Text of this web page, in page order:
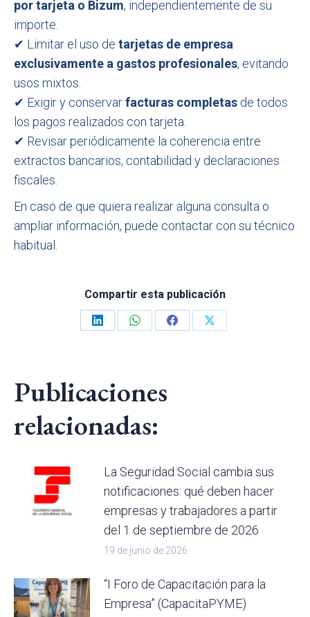
por tarjeta o Bizum, independientemente de su
importe.
✔ Limitar el uso de tarjetas de empresa
exclusivamente a gastos profesionales, evitando
usos mixtos.
✔ Exigir y conservarfacturas completas de todos
los pagos realizados con tarjeta.
✔ Revisar periódicamente la coherencia entre
extractos bancarios, contabilidad y declaraciones
fiscales.
En caso de que quiera realizar alguna consulta o
ampliar información, puede contactar con su técnico
habitual.
Compartir esta publicación
Share
Share
Share
Share
Publicaciones
relacionadas:
La Seguridad Social cambia sus
notificaciones: qué deben hacer
empresas y trabajadores a partir
del 1 de septiembre de 2026
19 de junio de 2026
“I Foro de Capacitación para la
Empresa” (CapacitaPYME)